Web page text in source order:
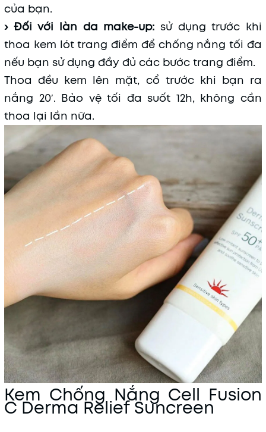
của bạn.
› Đối với làn da make-up: sử dụng trước khi
thoa kem lót trang điểm để chống nắng tối đa
nếu bạn sử dụng đầy đủ các bước trang điểm.
Thoa đều kem lên mặt, cổ trước khi bạn ra
nắng 20′. Bảo vệ tối đa suốt 12h, không cần
thoa lại lần nữa.
Kem Chống Nắng Cell Fusion
C Derma Relief Suncreen